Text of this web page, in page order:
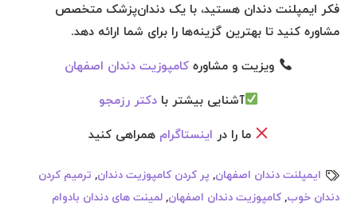
فکر ایمپلنت دندان هستید، با یک دندان‌پزشک متخصص
مشاوره کنید تا بهترین گزینه‌ها را برای شما ارائه دهد.
ویزیت و مشاوره کامپوزیت دندان اصفهان
آشنایی بیشتر بادکتر رزمجو
ما را در اینستاگرامهمراهی کنید
ایمپلنت دندان اصفهان, پر کردن کامپوزیت دندان, ترمیم کردن
دندان خوب,کامپوزیت دندان اصفهان,لمینت های دندان بادوام